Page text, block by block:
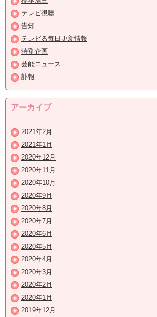
テレビ視聴
告知
テレビる毎日更新情報
特別企画
芸能ニュース
訃報
アーカイブ
2021年2月
2021年1月
2020年12月
2020年11月
2020年10月
2020年9月
2020年8月
2020年7月
2020年6月
2020年5月
2020年4月
2020年3月
2020年2月
2020年1月
2019年12月